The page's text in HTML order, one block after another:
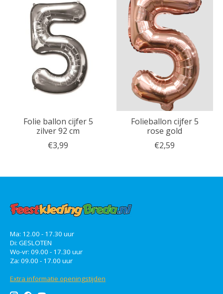
Folie ballon cijfer 5
zilver 92 cm
€3,99
Folieballon cijfer 5
rose gold
€2,59
Ma: 12.00 - 17.30 uur
Di: GESLOTEN
Wo-vr: 09.00 - 17.30 uur
Za: 09.00 - 17.00 uur
Extra informatie openingstijden